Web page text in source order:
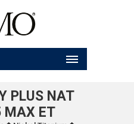
PLUS NAT
MAX ET